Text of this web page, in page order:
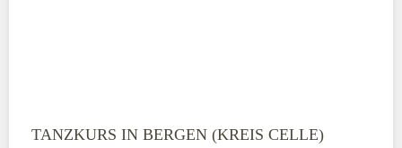
TANZKURS IN BERGEN (KREIS CELLE)